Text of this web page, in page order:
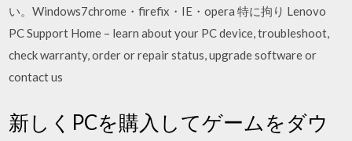
い。Windows7chrome・firefix・IE・opera 特に拘り Lenovo
PC Support Home – learn about your PC device, troubleshoot,
check warranty, order or repair status, upgrade software or
contact us
新しくPCを購入してゲームをダウ